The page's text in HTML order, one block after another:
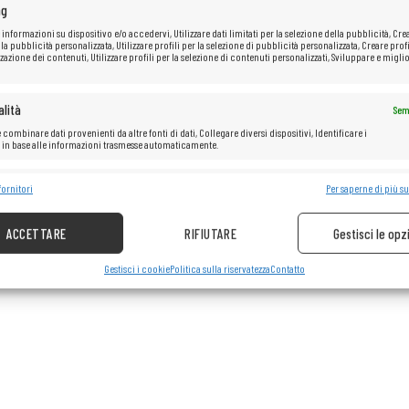
su dispositivo e/o accedervi, Utilizzare dati limitati per la selezione della pubblicità,
pubblicità personalizzata, Utilizzare profili per la selezione di pubblicità personalizzata, Creare
dei contenuti, Utilizzare profili per la selezione di contenuti personalizzati, Sviluppare e
combinare dati provenienti da altre fonti di dati, Collegare diversi dispositivi, Identificare i
base alle informazioni trasmesse automaticamente.
la sicurezza, prevenire e rilevare frodi, correggere errori, Erogare e
fornitori Per saperne di più
ACCETTARE RIFIUTARE Gestisci le
Gestisci i cookiePolitica sulla riservatezzaContatto